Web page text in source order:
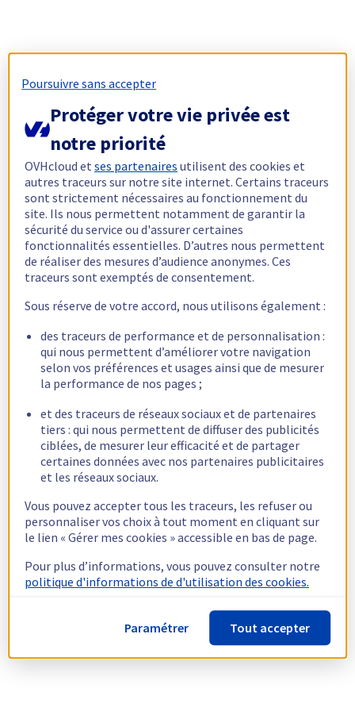
Poursuivre sans accepter
Protéger votre vie privée est
notre priorité
OVHcloud etses partenaires utilisent des cookies et
autres traceurs sur notre site internet. Certains traceurs
sont strictement nécessaires au fonctionnement du
site. Ils nous permettent notamment de garantir la
sécurité du service ou d'assurer certaines
fonctionnalités essentielles. D’autres nous permettent
de réaliser des mesures d’audience anonymes. Ces
traceurs sont exemptés de consentement.
Sous réserve de votre accord, nous utilisons également :
des traceurs de performance et de personnalisation :
qui nous permettent d’améliorer votre navigation
selon vos préférences et usages ainsi que de mesurer
la performance de nos pages ;
et des traceurs de réseaux sociaux et de partenaires
tiers : qui nous permettent de diffuser des publicités
ciblées, de mesurer leur efficacité et de partager
certaines données avec nos partenaires publicitaires
et les réseaux sociaux.
Vous pouvez accepter tous les traceurs, les refuser ou
personnaliser vos choix à tout moment en cliquant sur
le lien « Gérer mes cookies » accessible en bas de page.
Pour plus d’informations, vous pouvez consulter notre
politique d'informations de d'utilisation des cookies.
Paramétrer Tout accepter